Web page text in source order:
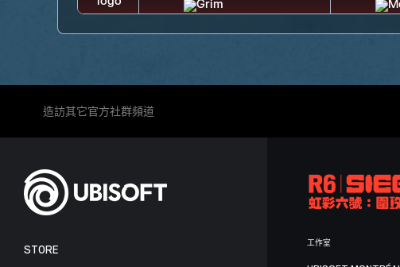
造訪其它官方社群頻道
STORE
工作室